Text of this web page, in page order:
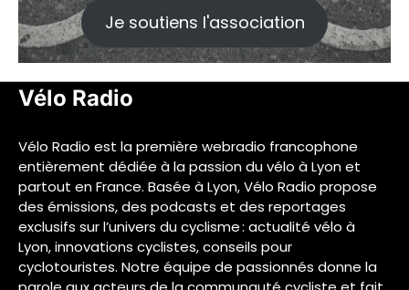
Je soutiens l'association
Vélo Radio
Vélo Radio est la première webradio francophone
entièrement dédiée à la passion du vélo à Lyon et
partout en France. Basée à Lyon, Vélo Radio propose
des émissions, des podcasts et des reportages
exclusifs sur l’univers du cyclisme : actualité vélo à
Lyon, innovations cyclistes, conseils pour
cyclotouristes. Notre équipe de passionnés donne la